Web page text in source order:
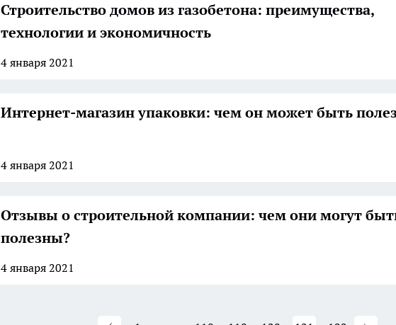
Строительство домов из газобетона: преимущества,
технологии и экономичность
4 января 2021
Интернет-магазин упаковки: чем он может быть
4 января 2021
Отзывы о строительной компании: чем они могут
полезны?
4 января 2021